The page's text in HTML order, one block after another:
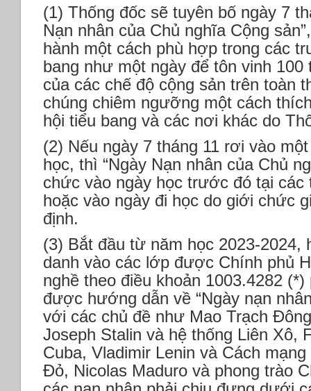
(1) Thống đốc sẽ tuyên bố ngày 7
Nạn nhân của Chủ nghĩa Cộng
hành một cách phù hợp trong các
bang như một ngày để tôn vinh
của các chế độ cộng sản trên toàn
chúng chiêm ngưỡng một cách
hội tiểu bang và các nơi khác do
(2) Nếu ngày 7 tháng 11 rơi vào
học, thì “Ngày Nạn nhân của Chủ
chức vào ngày học trước đó tại
hoặc vào ngày đi học do giới chức
định.
(3) Bắt đầu từ năm học 2023-2024,
danh vào các lớp được Chính phủ
nghề theo điều khoản 1003.4282
được hướng dẫn về “Ngày nạn
với các chủ đề như Mao Trạch
Joseph Stalin và hệ thống Liên Xô,
Cuba, Vladimir Lenin và Cách
Đỏ, Nicolas Maduro và phong trào